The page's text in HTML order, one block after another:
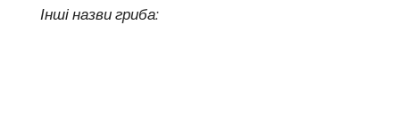
Інші назви гриба: